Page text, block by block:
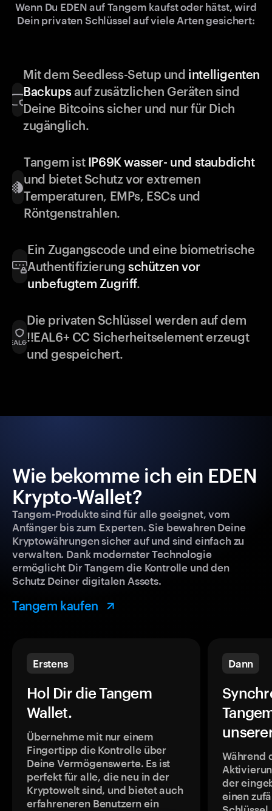
Wenn Du EDEN auf Tangem kaufst oder hätst, wird
Dein privaten Schlüssel auf viele Arten gesichert:
Mit dem Seedless-Setup und intelligenten
Backupsauf zusätzlichen Geräten sind
Deine Bitcoins sicher und nur für Dich
zugänglich.
Tangem ist IP69K wasser- und staubdicht
und bietet Schutz vor extremen
Temperaturen, EMPs, ESCs und
Röntgenstrahlen.
Ein Zugangscode und eine biometrische
Authentifizierung schützen vor
unbefugtem Zugriff.
Die privaten Schlüssel werden auf dem
!!EAL6+ CC Sicherheitselement erzeugt
und gespeichert.
Wie bekomme ich ein EDEN
Krypto-Wallet?
Tangem-Produkte sind für alle geeignet, vom
Anfänger bis zum Experten. Sie bewahren Deine
Kryptowährungen sicher auf und sind einfach zu
verwalten. Dank modernster Technologie
ermöglicht Dir Tangem die Kontrolle und den
Schutz Deiner digitalen Assets.
Tangem kaufen
Erstens
Hol Dir die Tangem
Wallet.
Übernehme mit nur einem
Fingertipp die Kontrolle über
Deine Vermögenswerte. Es ist
perfekt für alle, die neu in der
Kryptowelt sind, und bietet auch
erfahreneren Benutzern ein
Dann
Während
der
einen